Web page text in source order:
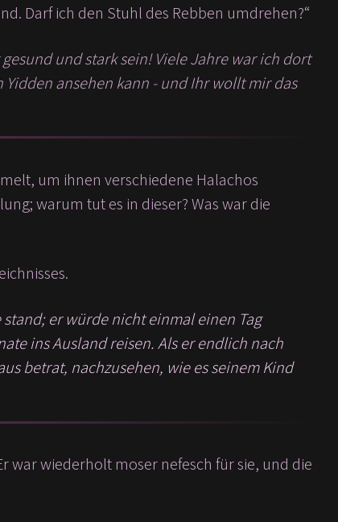
Darf ich den Stuhl des Rebben umdrehen?“
und stark sein! Viele Jahre war ich dort
ansehen kann - und Ihr wollt mir das
um ihnen verschiedene Halachos
warum tut es in dieser? Was war die
er würde nicht einmal einen Tag
ins Ausland reisen. Als er endlich nach
betrat, nachzusehen, wie es seinem Kind
war wiederholt moser nefesch für sie, und die